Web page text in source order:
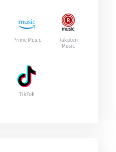
Prime Music
Rakuten
Music
TikTok